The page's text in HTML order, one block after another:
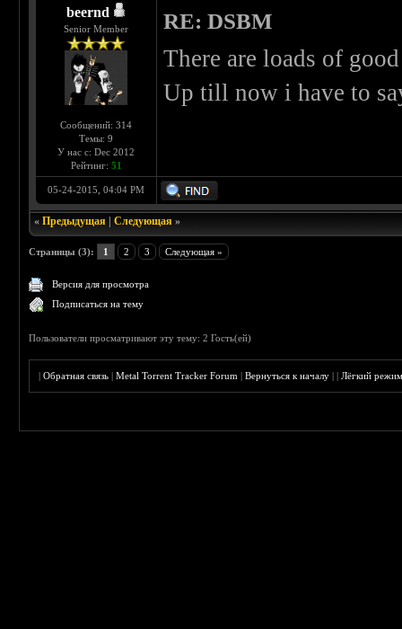
beernd
Senior Member
Сообщений: 314
Темы: 9
У нас с: Dec 2012
Рейтинг: 51
RE: DSBM
There are loads of
Up till now i have to
05-24-2015, 04:04 PM
«Предыдущая |Следующая »
Страницы (3): 1 2 3 Следующая »
Версия для просмотра
Подписаться на тему
Пользователи просматривают эту тему: 2 Гость(ей)
|Обратная связь |Metal Torrent Tracker Forum |Вернуться к началу ||Лёгкий